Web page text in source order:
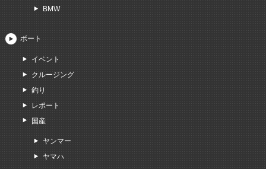
BMW
ボート
イベント
クルージング
釣り
レポート
国産
ヤンマー
ヤマハ